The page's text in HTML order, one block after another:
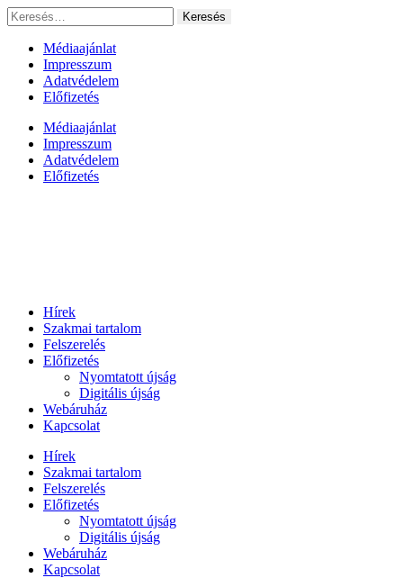
Ugrás
a
tartalomhoz
Keresés:
Médiaajánlat
Impresszum
Adatvédelem
Előfizetés
Médiaajánlat
Impresszum
Adatvédelem
Előfizetés
Hírek
Szakmai tartalom
Felszerelés
Előfizetés
Nyomtatott újság
Digitális újság
Webáruház
Kapcsolat
Hírek
Szakmai tartalom
Felszerelés
Előfizetés
Nyomtatott újság
Digitális újság
Webáruház
Kapcsolat